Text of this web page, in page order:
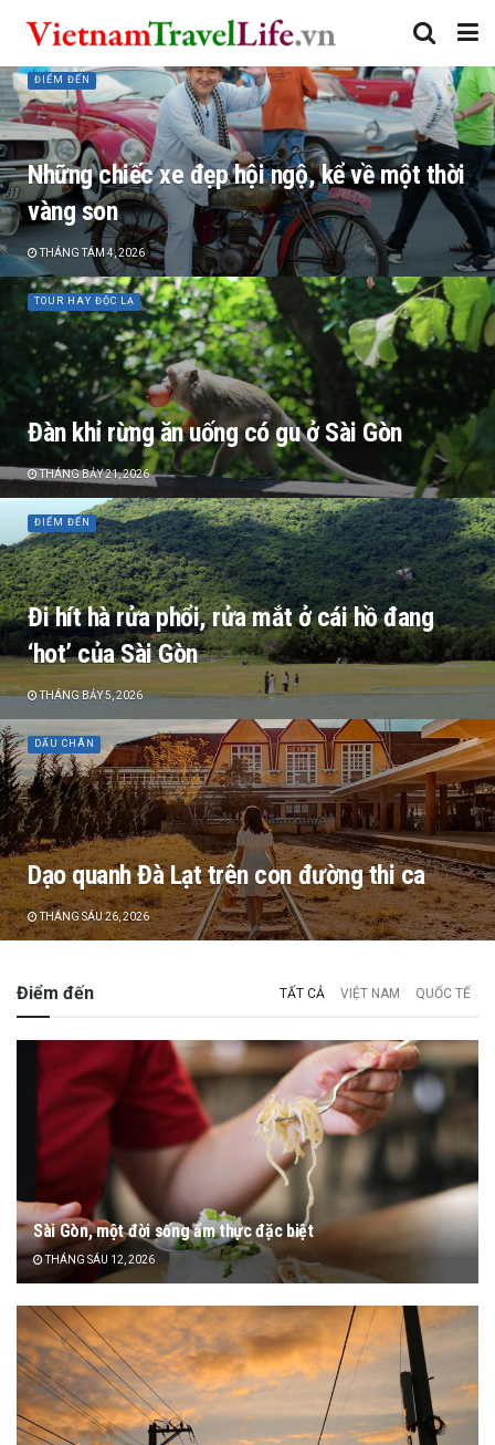
ĐIỂM ĐẾN
Những chiếc xe đẹp hội ngộ, kể về một thời
vàng son
THÁNG TÁM 4, 2026
TOUR HAY ĐỘC LẠ
Đàn khỉ rừng ăn uống có gu ở Sài Gòn
THÁNG BẢY 21, 2026
ĐIỂM ĐẾN
Đi hít hà rửa phổi, rửa mắt ở cái hồ đang
‘hot’ của Sài Gòn
THÁNG BẢY 5, 2026
DẤU CHÂN
Dạo quanh Đà Lạt trên con đường thi ca
THÁNG SÁU 26, 2026
Điểm đến TẤT CẢ VIỆT NAM QUỐC TẾ
Sài Gòn, một đời sống ẩm thực đặc biệt
THÁNG SÁU 12, 2026